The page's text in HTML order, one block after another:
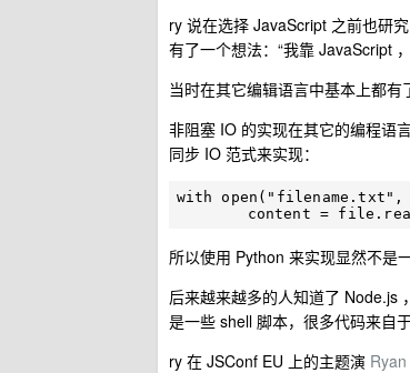
ry 说在选择 JavaScript 之前也研
有了一个想法：“我靠 JavaScript
当时在其它编辑语言中基本上都有
非阻塞 IO 的实现在其它的编程语
同步 IO 范式来实现：
with
所以使用 Python 来实现显然不是
后来越来越多的人知道了 Node.js
是一些 shell 脚本，很多代码来自
ry 在 JSConf EU 上的主题演